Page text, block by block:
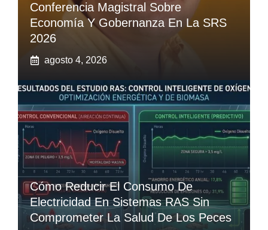
Conferencia Magistral Sobre
Economía Y Gobernanza En La SRS
2026
agosto 4, 2026
Cómo Reducir El Consumo De
Electricidad En Sistemas RAS Sin
Comprometer La Salud De Los Peces